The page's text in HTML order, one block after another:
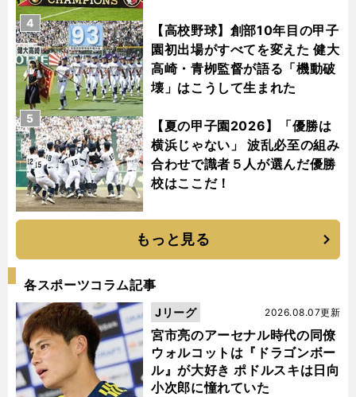
【高校野球】創部10年目の甲子
園初出場がすべてを変えた 健大
高崎・青栁監督が語る「機動破
壊」はこうして生まれた
4
【夏の甲子園2026】「優勝は
横浜じゃない」 波乱必至の組み
合わせで識者５人が選んだ優勝
校はここだ！
5
もっと見る
各スポーツコラム記事
宮市亮のアーセナル時代の同僚
ウォルコットは『ドラゴンボー
ル』が大好き ポドルスキは日向
小次郎に憧れていた
2026.08.07更新
Jリーグ